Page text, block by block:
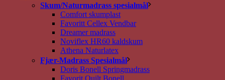
Skum/Naturmadrass spesialmål
Comfort skumplast
Favoritt Cellex Vendbar
Dreamer madrass
Noviflex HR60 kaldskum
Athena Naturlatex
Fjær-Madrass Spesialmål
Doris Bonell Springmadrass
Favorit Quilt Bonell